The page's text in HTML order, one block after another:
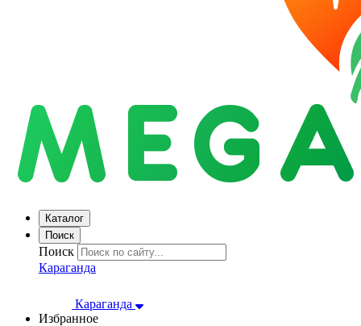
Каталог
Поиск
Поиск
Караганда
Караганда
Избранное